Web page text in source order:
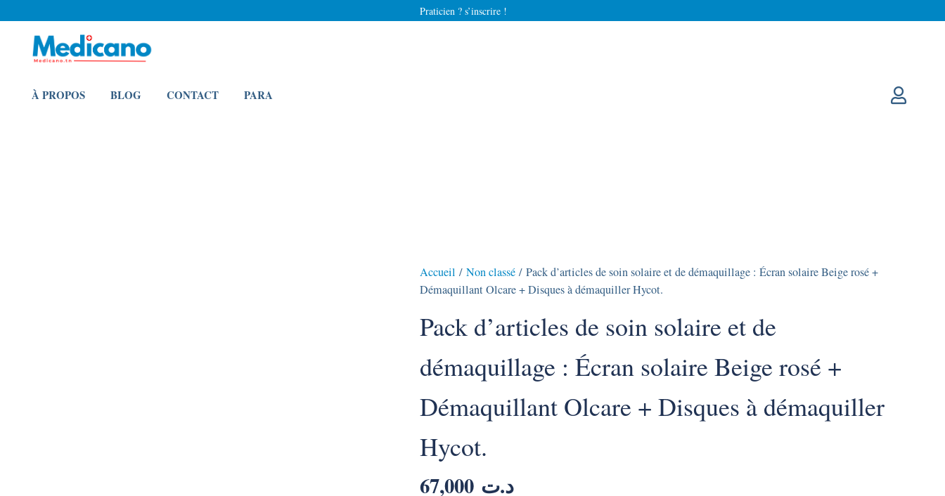
Praticien ? s’inscrire !
À PROPOS BLOG CONTACT PARA
Accueil / Non classé/ Pack d’articles de soin solaire et de démaquillage : Écran solaire Beige rosé +
Démaquillant Olcare + Disques à démaquiller Hycot.
Pack d’articles de soin solaire et de
démaquillage : Écran solaire Beige rosé +
Démaquillant Olcare + Disques à démaquiller
Hycot.
د.ت 67,000